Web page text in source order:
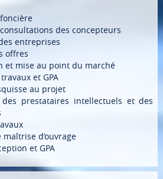
des concepteurs
entreprises
offres
et mise au point du marché
et GPA
au projet
des prestataires intellectuels et des
d’ouvrage
et GPA